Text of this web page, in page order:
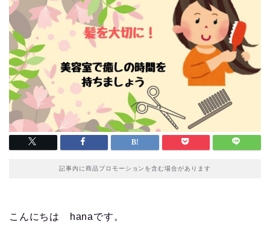
記事内に商品プロモーションを含む場合があります
こんにちは hanaです。